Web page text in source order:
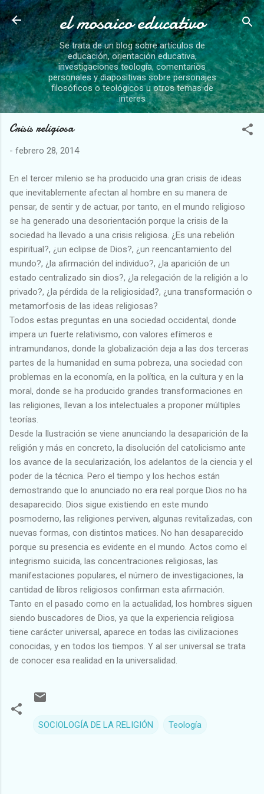
Ir al contenido principal
el mosaico educativo
Se trata de un blog sobre artículos de
educación, orientación educativa,
investigaciones teología, comentarios
personales y diapositivas sobre personajes
filosóficos o teológicos u otros temas de
interes
Crisis religiosa
- febrero 28, 2014
En el tercer milenio se ha producido una gran crisis de ideas
que inevitablemente afectan al hombre en su manera de
pensar, de sentir y de actuar, por tanto, en el mundo religioso
se ha generado una desorientación porque la crisis de la
sociedad ha llevado a una crisis religiosa. ¿Es una rebelión
espiritual?, ¿un eclipse de Dios?, ¿un reencantamiento del
mundo?, ¿la afirmación del individuo?, ¿la aparición de un
estado centralizado sin dios?, ¿la relegación de la religión a lo
privado?, ¿la pérdida de la religiosidad?, ¿una transformación o
metamorfosis de las ideas religiosas?
Todos estas preguntas en una sociedad occidental, donde
impera un fuerte relativismo, con valores efímeros e
intramundanos, donde la globalización deja a las dos terceras
partes de la humanidad en suma pobreza, una sociedad con
problemas en la economía, en la política, en la cultura y en la
moral, donde se ha producido grandes transformaciones en
las religiones, llevan a los intelectuales a proponer múltiples
teorías.
Desde la Ilustración se viene anunciando la desaparición de la
religión y más en concreto, la disolución del catolicismo ante
los avance de la secularización, los adelantos de la ciencia y el
poder de la técnica. Pero el tiempo y los hechos están
demostrando que lo anunciado no era real porque Dios no ha
desaparecido. Dios sigue existiendo en este mundo
posmoderno, las religiones perviven, algunas revitalizadas, con
nuevas formas, con distintos matices. No han desaparecido
porque su presencia es evidente en el mundo. Actos como el
integrismo suicida, las concentraciones religiosas, las
manifestaciones populares, el número de investigaciones, la
cantidad de libros religiosos confirman esta afirmación.
Tanto en el pasado como en la actualidad, los hombres siguen
siendo buscadores de Dios, ya que la experiencia religiosa
tiene carácter universal, aparece en todas las civilizaciones
conocidas, y en todos los tiempos. Y al ser universal se trata
de conocer esa realidad en la universalidad.
SOCIOLOGÍA DE LA RELIGIÓN Teología